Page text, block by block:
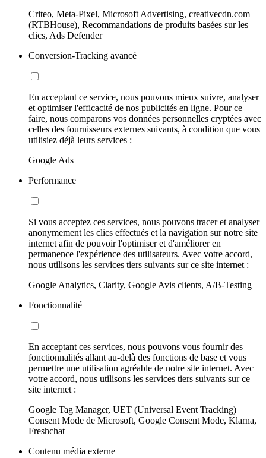
Criteo, Meta-Pixel, Microsoft Advertising, creativecdn.com
(RTBHouse), Recommandations de produits basées sur les
clics, Ads Defender
Conversion-Tracking avancé
En acceptant ce service, nous pouvons mieux suivre, analyser
et optimiser l'efficacité de nos publicités en ligne. Pour ce
faire, nous comparons vos données personnelles cryptées avec
celles des fournisseurs externes suivants, à condition que vous
utilisiez déjà leurs services :
Google Ads
Performance
Si vous acceptez ces services, nous pouvons tracer et analyser
anonymement les clics effectués et la navigation sur notre site
internet afin de pouvoir l'optimiser et d'améliorer en
permanence l'expérience des utilisateurs. Avec votre accord,
nous utilisons les services tiers suivants sur ce site internet :
Google Analytics, Clarity, Google Avis clients, A/B-Testing
Fonctionnalité
En acceptant ces services, nous pouvons vous fournir des
fonctionnalités allant au-delà des fonctions de base et vous
permettre une utilisation agréable de notre site internet. Avec
votre accord, nous utilisons les services tiers suivants sur ce
site internet :
Google Tag Manager, UET (Universal Event Tracking)
Consent Mode de Microsoft, Google Consent Mode, Klarna,
Freshchat
Contenu média externe